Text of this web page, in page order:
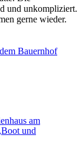
und unkompliziert.
gerne wieder.
Bauernhof
am
und